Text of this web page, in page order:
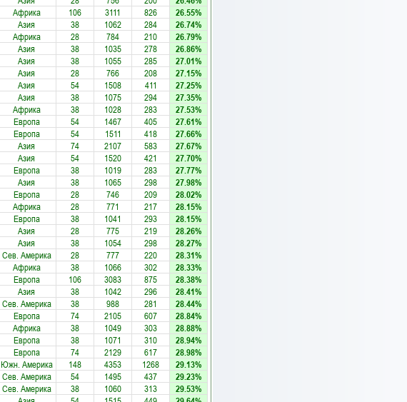
Африка 106 3111 826 26.55%
Азия 38 1062 284 26.74%
Африка 28 784 210 26.79%
Азия 38 1035 278 26.86%
Азия 38 1055 285 27.01%
Азия 28 766 208 27.15%
Азия 54 1508 411 27.25%
Азия 38 1075 294 27.35%
Африка 38 1028 283 27.53%
Европа 54 1467 405 27.61%
Европа 54 1511 418 27.66%
Азия 74 2107 583 27.67%
Азия 54 1520 421 27.70%
Европа 38 1019 283 27.77%
Азия 38 1065 298 27.98%
Европа 28 746 209 28.02%
Африка 28 771 217 28.15%
Европа 38 1041 293 28.15%
Азия 28 775 219 28.26%
Азия 38 1054 298 28.27%
Сев. Америка 28 777 220 28.31%
Африка 38 1066 302 28.33%
Европа 106 3083 875 28.38%
Азия 38 1042 296 28.41%
Сев. Америка 38 988 281 28.44%
Европа 74 2105 607 28.84%
Африка 38 1049 303 28.88%
Европа 38 1071 310 28.94%
Европа 74 2129 617 28.98%
Южн. Америка 148 4353 1268 29.13%
Сев. Америка 54 1495 437 29.23%
Сев. Америка 38 1060 313 29.53%